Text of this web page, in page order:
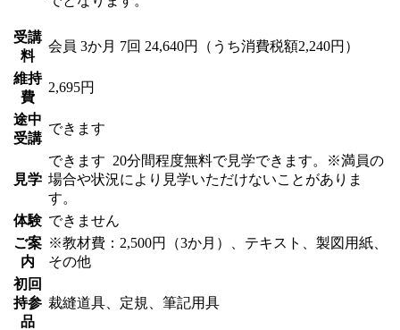
受講
料
会員 3か月 7回 24,640円（うち消費税額2,240円）
維持
費
2,695円
途中
受講
できます
見学
できます 20分間程度無料で見学できます。※満員の
場合や状況により見学いただけないことがありま
す。
体験 できません
ご案
内
※教材費：2,500円（3か月）、テキスト、製図用紙、
その他
初回
持参
品
裁縫道具、定規、筆記用具